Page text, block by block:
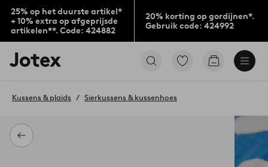
25% op het duurste artikel*
+ 10% extra op afgeprijsde
artikelen**. Code: 424882
20% korting op gordijnen*.
Gebruik code: 424992
Jotex
logo
to
home
page
Ga
Go
Terug
Kussens & plaids Sierkussens & kussenhoes